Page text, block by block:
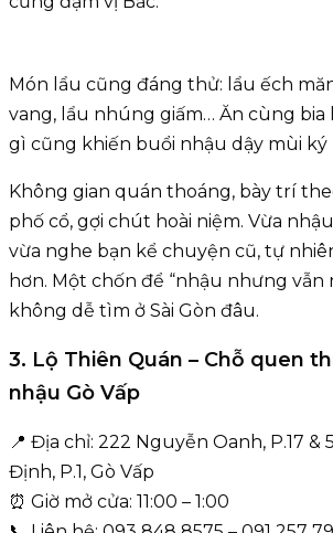
Món lẩu cũng đáng thử: lẩu ếch
vang, lẩu nhúng giấm… Ăn cùng bia
gì cũng khiến buổi nhậu dậy mùi ký
Không gian quán thoáng, bày trí
phố cổ, gợi chút hoài niệm. Vừa
vừa nghe bạn kể chuyện cũ, tự
hơn. Một chốn để “nhậu nhưng vẫn
không dễ tìm ở Sài Gòn đâu.
3. Lộ Thiên Quán – Chỗ quen
nhậu Gò Vấp
📍 Địa chỉ: 222 Nguyễn Oanh, P.17 &
Định, P.1, Gò Vấp
⏰ Giờ mở cửa: 11:00 – 1:00